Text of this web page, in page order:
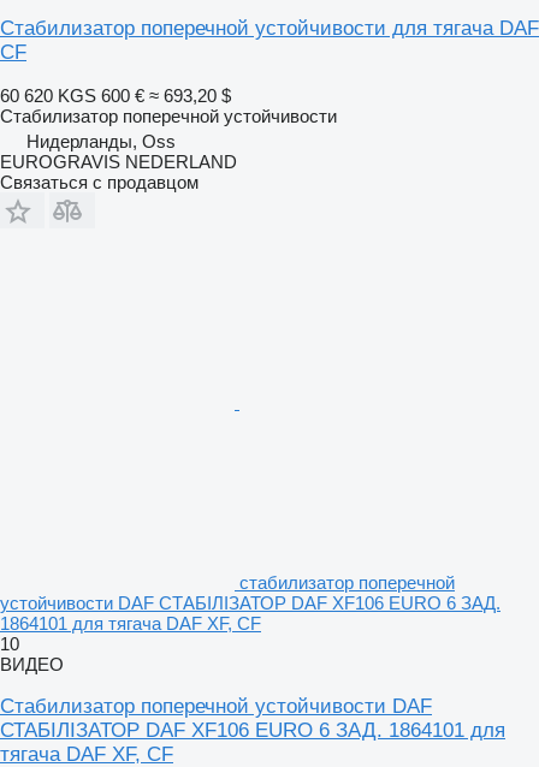
Стабилизатор поперечной устойчивости для тягача DAF
CF
60 620 KGS 600 € ≈ 693,20 $
Стабилизатор поперечной устойчивости
Нидерланды, Oss
EUROGRAVIS NEDERLAND
Связаться с продавцом
стабилизатор поперечной
устойчивости DAF СТАБІЛІЗАТОР DAF XF106 EURO 6 ЗАД.
1864101 для тягача DAF XF, CF
10
ВИДЕО
Стабилизатор поперечной устойчивости DAF
СТАБІЛІЗАТОР DAF XF106 EURO 6 ЗАД. 1864101 для
тягача DAF XF, CF